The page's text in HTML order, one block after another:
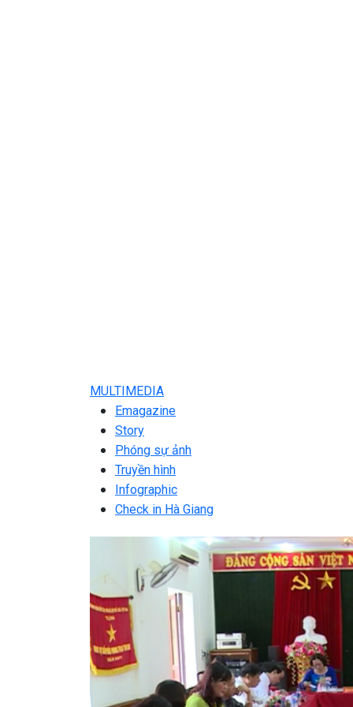
MULTIMEDIA
Emagazine
Story
Phóng sự ảnh
Truyền hình
Infographic
Check in Hà Giang